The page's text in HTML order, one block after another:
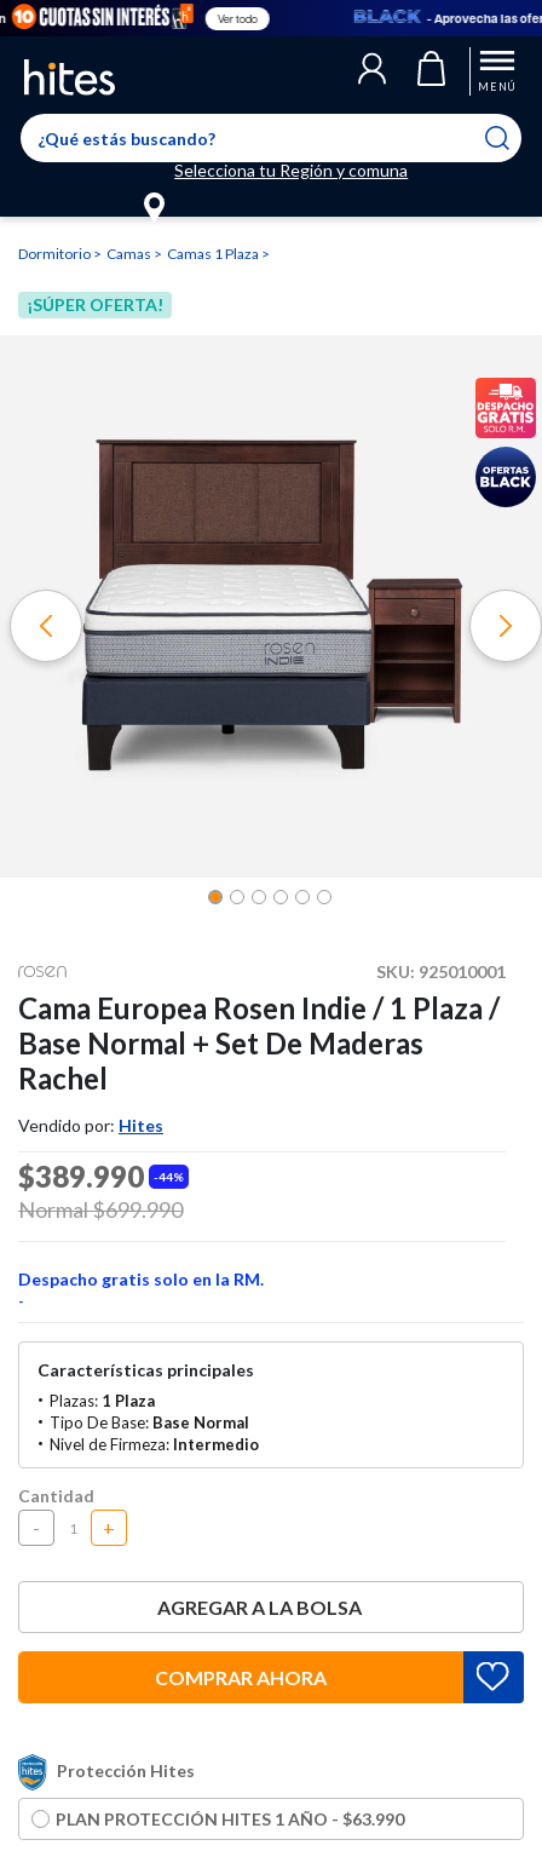
Ver todo - Aprovecha las ofertas
MENÚ
Selecciona tu Región y comuna
El producto ha sido eliminado correctamente
El producto ha sido agregado a tu lista de favoritos correctamente
Llegaste al límite de productos favoritos permitidos, para agregar
uno nuevo ingresa a “Mi cuenta” y elimina los que ya no necesitas.
Dormitorio Camas Camas 1 Plaza
¡SÚPER OFERTA!
SKU: 925010001
Cama Europea Rosen Indie / 1 Plaza /
Base Normal + Set De Maderas
Rachel
Vendido por: Hites
44%
$389.990
Price reduced from
Normal $699.990to
Despacho gratis solo en la RM.
-
Características principales
Plazas: 1 Plaza
Tipo De Base: Base Normal
Nivel de Firmeza: Intermedio
Cantidad
- +
AGREGAR A LA BOLSA
COMPRAR AHORA
Protección Hites
PLAN PROTECCIÓN HITES 1 AÑO - $63.990